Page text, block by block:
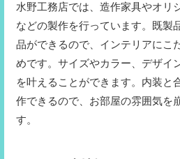
水野工務店では、造作家具やオリ
などの製作を行っています。既製
品ができるので、インテリアにこ
めです。サイズやカラー、デザイ
を叶えることができます。内装と
作できるので、お部屋の雰囲気を
す。